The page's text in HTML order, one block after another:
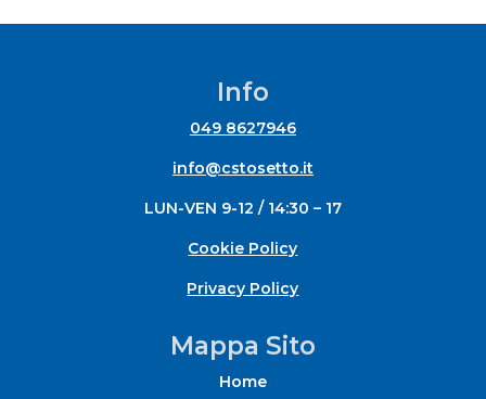
Info
049 8627946
info@cstosetto.it
LUN-VEN 9-12 / 14:30 – 17
Cookie Policy
Privacy Policy
Mappa Sito
Home